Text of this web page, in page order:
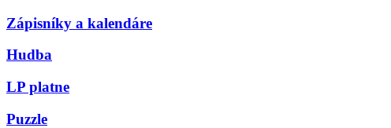
Zápisníky a kalendáre
Hudba
LP platne
Puzzle